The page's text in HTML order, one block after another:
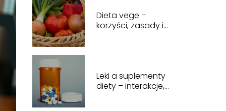
Dieta vege –
korzyści, zasady i
Leki a suplementy
diety – interakcje,